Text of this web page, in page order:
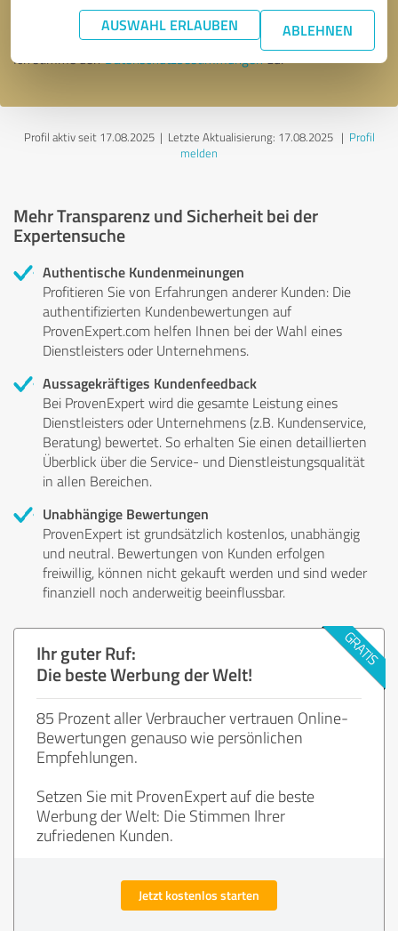
AUSWAHL ERLAUBEN ABLEHNEN
Nachricht senden
Ich stimme denDatenschutzbestimmungenzu.
Profil aktiv seit 17.08.2025 | Letzte Aktualisierung: 17.08.2025| Profil
melden
Mehr Transparenz und Sicherheit bei der
Expertensuche
Authentische Kundenmeinungen
Profitieren Sie von Erfahrungen anderer Kunden: Die
authentifizierten Kundenbewertungen auf
ProvenExpert.com helfen Ihnen bei der Wahl eines
Dienstleisters oder Unternehmens.
Aussagekräftiges Kundenfeedback
Bei ProvenExpert wird die gesamte Leistung eines
Dienstleisters oder Unternehmens (z.B. Kundenservice,
Beratung) bewertet. So erhalten Sie einen detaillierten
Überblick über die Service- und Dienstleistungsqualität
in allen Bereichen.
Unabhängige Bewertungen
ProvenExpert ist grundsätzlich kostenlos, unabhängig
und neutral. Bewertungen von Kunden erfolgen
freiwillig, können nicht gekauft werden und sind weder
finanziell noch anderweitig beeinflussbar.
Ihr guter Ruf:
Die beste Werbung der Welt!
85 Prozent aller Verbraucher vertrauen Online-
Bewertungen genauso wie persönlichen
Empfehlungen.
Setzen Sie mit ProvenExpert auf die beste
Werbung der Welt: Die Stimmen Ihrer
zufriedenen Kunden.
Jetzt kostenlos starten